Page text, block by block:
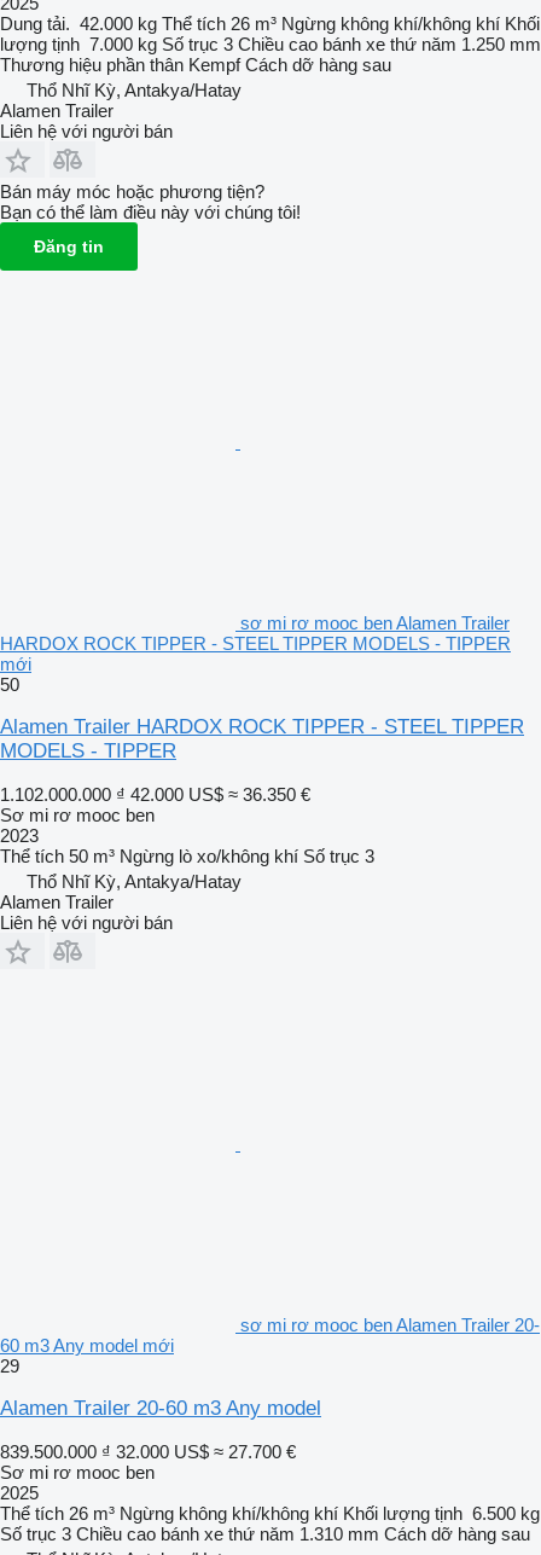
Dung tải. 42.000 kg Thể tích 26 m³ Ngừng không khí/không khí Khối
lượng tịnh 7.000 kg Số trục 3 Chiều cao bánh xe thứ năm 1.250 mm
Thương hiệu phần thân Kempf Cách dỡ hàng sau
Thổ Nhĩ Kỳ, Antakya/Hatay
Alamen Trailer
Liên hệ với người bán
Bán máy móc hoặc phương tiện?
Bạn có thể làm điều này với chúng tôi!
Đăng tin
sơ mi rơ mooc ben Alamen Trailer
HARDOX ROCK TIPPER - STEEL TIPPER MODELS - TIPPER
mới
50
Alamen Trailer HARDOX ROCK TIPPER - STEEL TIPPER
MODELS - TIPPER
1.102.000.000 ₫ 42.000 US$ ≈ 36.350 €
Sơ mi rơ mooc ben
2023
Thể tích 50 m³ Ngừng lò xo/không khí Số trục 3
Thổ Nhĩ Kỳ, Antakya/Hatay
Alamen Trailer
Liên hệ với người bán
sơ mi rơ mooc ben Alamen Trailer 20-
60 m3 Any model mới
29
Alamen Trailer 20-60 m3 Any model
839.500.000 ₫ 32.000 US$ ≈ 27.700 €
Sơ mi rơ mooc ben
2025
Thể tích 26 m³ Ngừng không khí/không khí Khối lượng tịnh 6.500 kg
Số trục 3 Chiều cao bánh xe thứ năm 1.310 mm Cách dỡ hàng sau